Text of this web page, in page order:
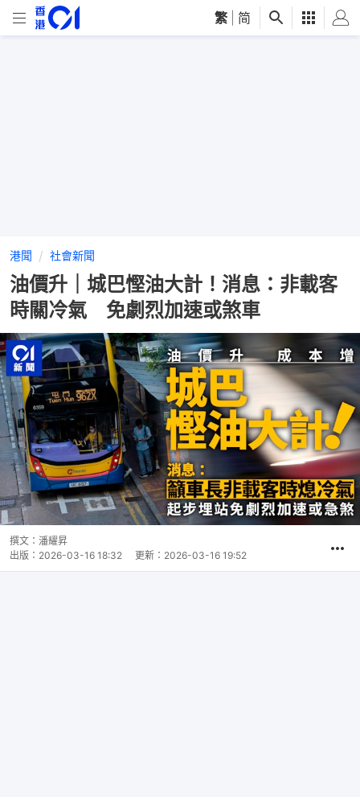
繁 简
港聞 社會新聞
油價升｜城巴慳油大計！消息：非載客
時關冷氣 免劇烈加速或煞車
撰文： 潘耀昇
出版： 2026-03-16 18:32 更新： 2026-03-16 19:52